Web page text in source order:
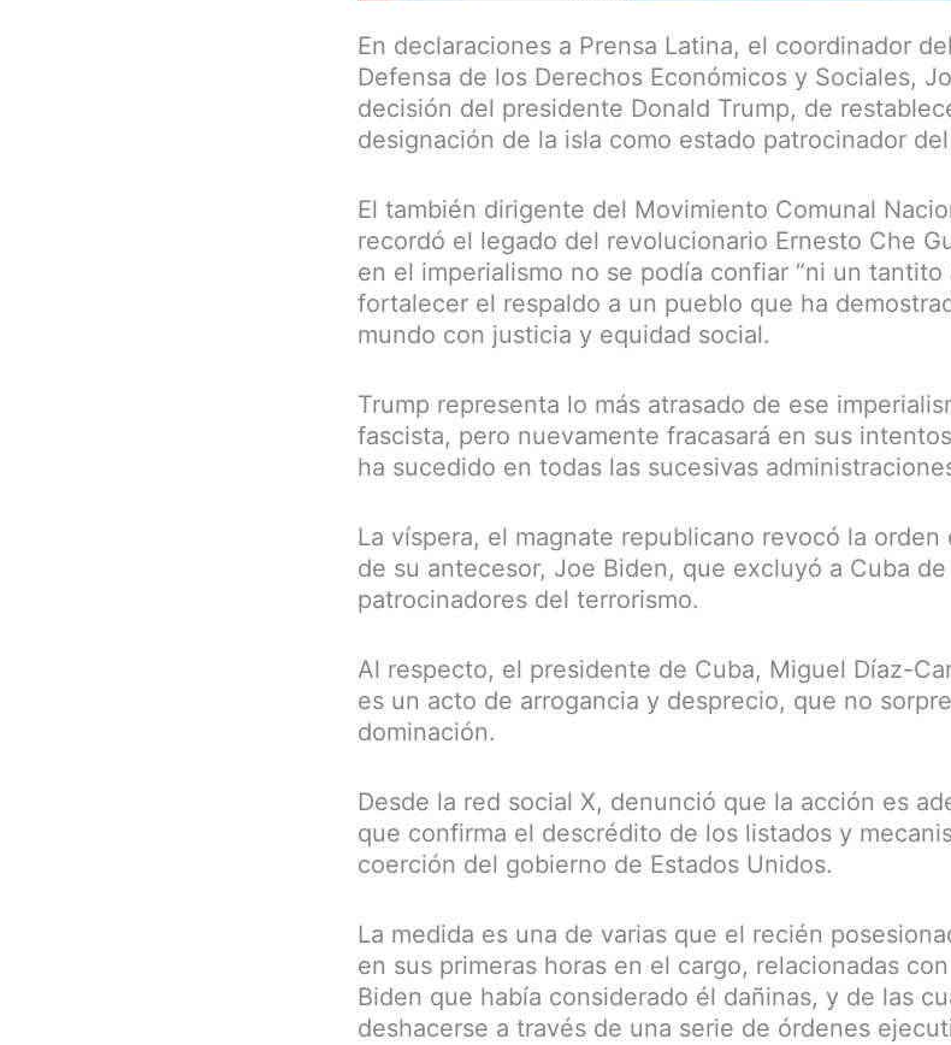
En declaraciones a Prensa Latina, el coordinador
Defensa de los Derechos Económicos y Sociales,
decisión del presidente Donald Trump, de
designación de la isla como estado patrocinador
El también dirigente del Movimiento Comunal
recordó el legado del revolucionario Ernesto Che
en el imperialismo no se podía confiar “ni un tantito
fortalecer el respaldo a un pueblo que ha
mundo con justicia y equidad social.
Trump representa lo más atrasado de ese
fascista, pero nuevamente fracasará en sus
ha sucedido en todas las sucesivas
La víspera, el magnate republicano revocó la orden
de su antecesor, Joe Biden, que excluyó a Cuba
patrocinadores del terrorismo.
Al respecto, el presidente de Cuba, Miguel Díaz-
es un acto de arrogancia y desprecio, que no
dominación.
Desde la red social X, denunció que la acción es
que confirma el descrédito de los listados y
coerción del gobierno de Estados Unidos.
La medida es una de varias que el recién
en sus primeras horas en el cargo, relacionadas
Biden que había considerado él dañinas, y de las
deshacerse a través de una serie de órdenes